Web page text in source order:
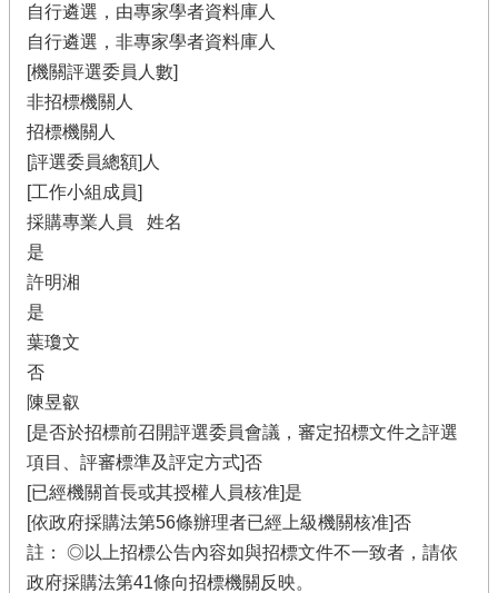
自行遴選，由專家學者資料庫人
自行遴選，非專家學者資料庫人
[機關評選委員人數]
非招標機關人
招標機關人
[評選委員總額]人
[工作小組成員]
採購專業人員 姓名
是
許明湘
是
葉瓊文
否
陳昱叡
[是否於招標前召開評選委員會議，審定招標文件之評選
項目、評審標準及評定方式]否
[已經機關首長或其授權人員核准]是
[依政府採購法第56條辦理者已經上級機關核准]否
註： ◎以上招標公告內容如與招標文件不一致者，請依
政府採購法第41條向招標機關反映。